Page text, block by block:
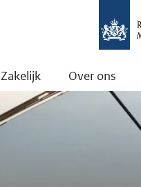
Zakelijk Over ons